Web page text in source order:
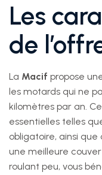
Les
de
La Macif propose
les motards qui ne
kilomètres par an.
essentielles telles
obligatoire, ainsi
une meilleure
roulant peu, vous